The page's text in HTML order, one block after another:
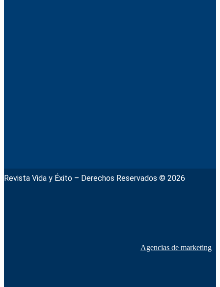
Revista Vida y Éxito – Derechos Reservados © 2026
Agencias de marketing